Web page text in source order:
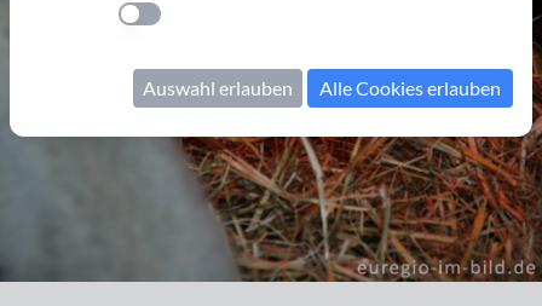
Einstellung anwenden
Auswahl erlauben Alle Cookies erlauben